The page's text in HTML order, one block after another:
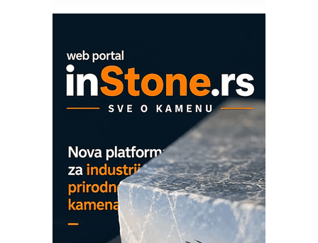
EVOKS Maintenance Management
ROSA i SCHUNK podižu proizvodnju
na viši nivo
Detekcija različitih oblika
MAREX - Lim i mašine za savremena